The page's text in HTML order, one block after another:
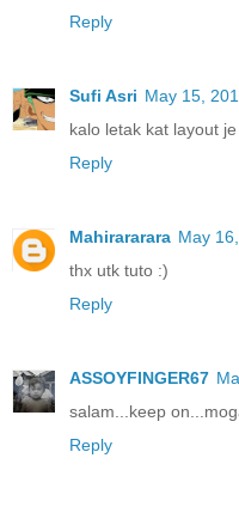
Reply
Sufi Asri May 15,
kalo letak kat layout
Reply
Mahirararara May
thx utk tuto :)
Reply
ASSOYFINGER67
salam...keep
Reply